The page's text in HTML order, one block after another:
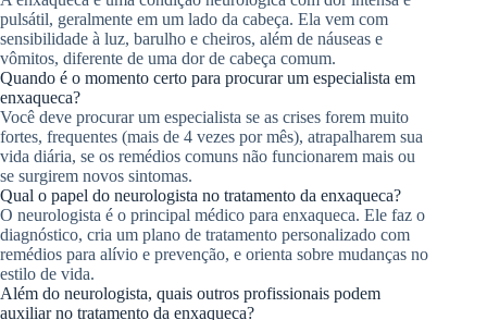
pulsátil, geralmente em um lado da cabeça. Ela vem com
sensibilidade à luz, barulho e cheiros, além de náuseas e
vômitos, diferente de uma dor de cabeça comum.
Quando é o momento certo para procurar um especialista em
enxaqueca?
Você deve procurar um especialista se as crises forem muito
fortes, frequentes (mais de 4 vezes por mês), atrapalharem sua
vida diária, se os remédios comuns não funcionarem mais ou
se surgirem novos sintomas.
Qual o papel do neurologista no tratamento da enxaqueca?
O neurologista é o principal médico para enxaqueca. Ele faz o
diagnóstico, cria um plano de tratamento personalizado com
remédios para alívio e prevenção, e orienta sobre mudanças no
estilo de vida.
Além do neurologista, quais outros profissionais podem
auxiliar no tratamento da enxaqueca?